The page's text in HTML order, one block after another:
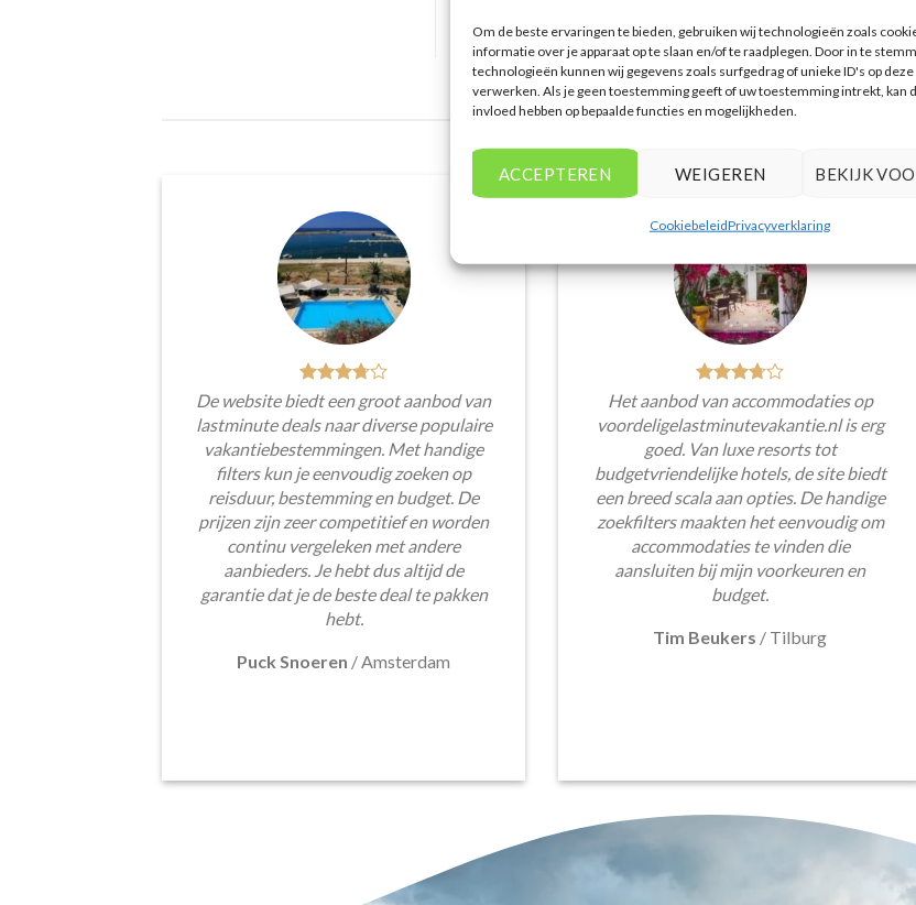
Om de beste ervaringen te bieden, gebruiken wij technologieën zoals
informatie over je apparaat op te slaan en/of te raadplegen. Door in te
technologieën kunnen wij gegevens zoals surfgedrag of unieke ID's op
verwerken. Als je geen toestemming geeft of uw toestemming intrekt, kan
invloed hebben op bepaalde functies en mogelijkheden.
ACCEPTEREN WEIGEREN BEKIJK
CookiebeleidPrivacyverklaring
WAT ZE OVER ONS ZEGGEN
De website biedt een groot aanbod van
lastminute deals naar diverse populaire
vakantiebestemmingen. Met handige
filters kun je eenvoudig zoeken op
reisduur, bestemming en budget. De
prijzen zijn zeer competitief en worden
continu vergeleken met andere
aanbieders. Je hebt dus altijd de
garantie dat je de beste deal te pakken
hebt.
Puck Snoeren /Amsterdam
Het aanbod van accommodaties op
voordeligelastminutevakantie.nl is erg
goed. Van luxe resorts tot
budgetvriendelijke hotels, de site biedt
een breed scala aan opties. De handige
zoekfilters maakten het eenvoudig om
accommodaties te vinden die
aansluiten bij mijn voorkeuren en
budget.
Tim Beukers / Tilburg